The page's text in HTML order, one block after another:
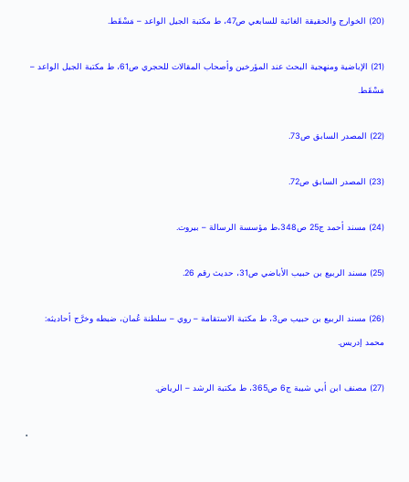
(20) الخوارج والحقيقة الغائبة للسابعي ص47، ط مكتبة الجيل الواعد – مَسْقَط.
(21) الإباضية ومنهجية البحث عند المؤرخين وأصحاب المقالات للحجري ص61، ط مكتبة الجيل الواعد –
مَسْقَط.
(22) المصدر السابق ص73.
(23) المصدر السابق ص72.
(24) مسند أحمد ج25 ص348،ط مؤسسة الرسالة – بيروت.
(25) مسند الربيع بن حبيب الأباضي ص31، حديث رقم 26.
(26) مسند الربيع بن حبيب ص3، ط مكتبة الاستقامة – روي – سلطنة عُمان، ضبطه وخرَّج أحاديثه:
محمد إدريس.
(27) مصنف ابن أبي شيبة ج6 ص365، ط مكتبة الرشد – الرياض.
.